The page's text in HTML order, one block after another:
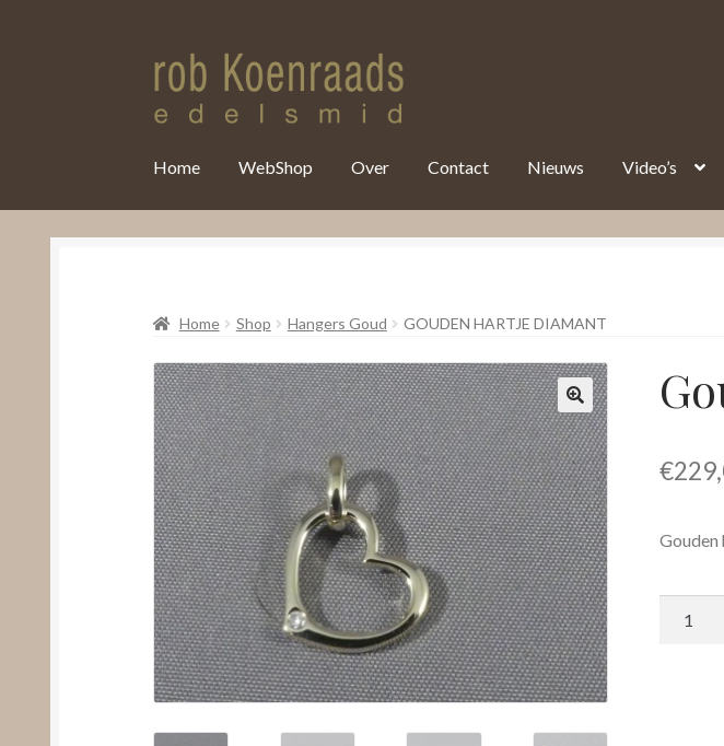
Home WebShop Over Contact Nieuws Video’s
Home Shop Hangers Goud GOUDEN HARTJE DIAMANT
€
Gouden